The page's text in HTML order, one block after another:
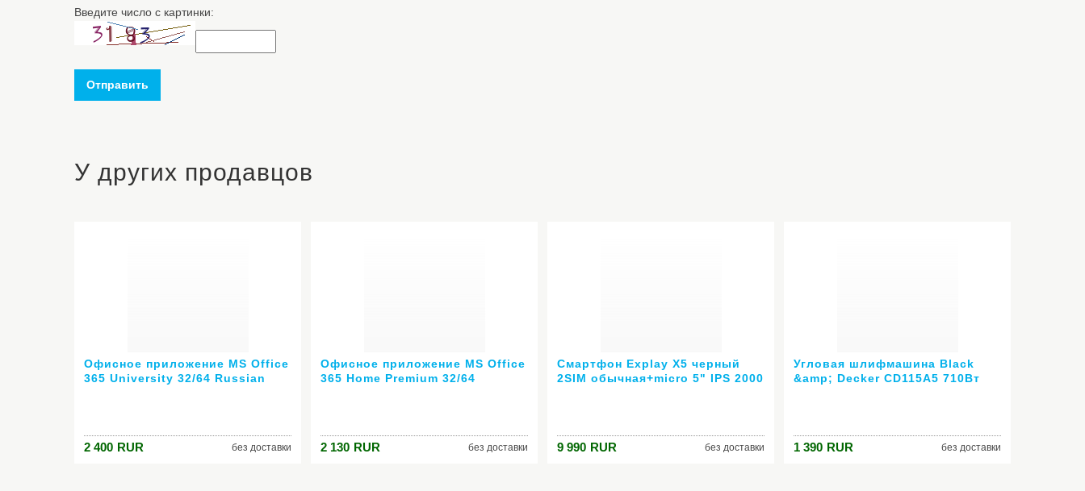
Введите число с картинки:
Отправить
У других продавцов
Офисное приложение MS Office
365 University 32/64 Russian
2 400 RUR без доставки
Офисное приложение MS Office
365 Home Premium 32/64
2 130 RUR без доставки
Смартфон Explay X5 черный
2SIM обычная+micro 5" IPS 2000
9 990 RUR без доставки
Угловая шлифмашина Black
&amp; Decker CD115A5 710Вт
1 390 RUR без доставки